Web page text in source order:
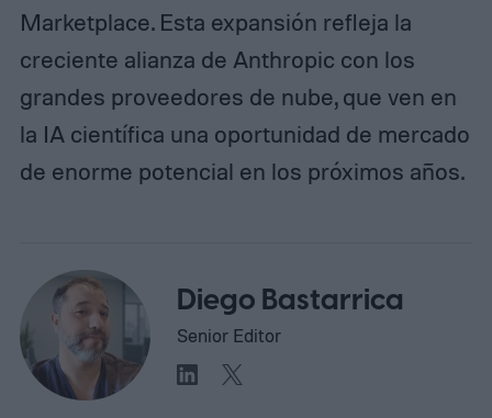
Marketplace. Esta expansión refleja la
creciente alianza de Anthropic con los
grandes proveedores de nube, que ven en
la IA científica una oportunidad de mercado
de enorme potencial en los próximos años.
Diego Bastarrica
Senior Editor